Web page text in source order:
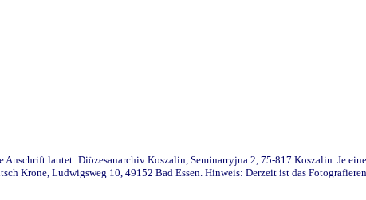
lautet: Diözesanarchiv Koszalin, Seminarryjna 2, 75-817 Koszalin. Je
Krone, Ludwigsweg 10, 49152 Bad Essen. Hinweis: Derzeit ist das